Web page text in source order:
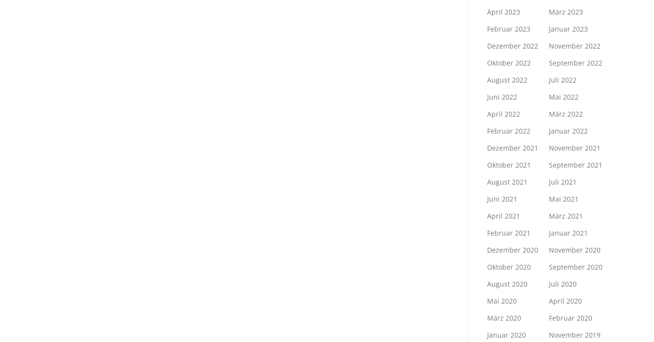
April 2023
März 2023
Februar 2023
Januar 2023
Dezember 2022
November 2022
Oktober 2022
September 2022
August 2022
Juli 2022
Juni 2022
Mai 2022
April 2022
März 2022
Februar 2022
Januar 2022
Dezember 2021
November 2021
Oktober 2021
September 2021
August 2021
Juli 2021
Juni 2021
Mai 2021
April 2021
März 2021
Februar 2021
Januar 2021
Dezember 2020
November 2020
Oktober 2020
September 2020
August 2020
Juli 2020
Mai 2020
April 2020
März 2020
Februar 2020
Januar 2020
November 2019